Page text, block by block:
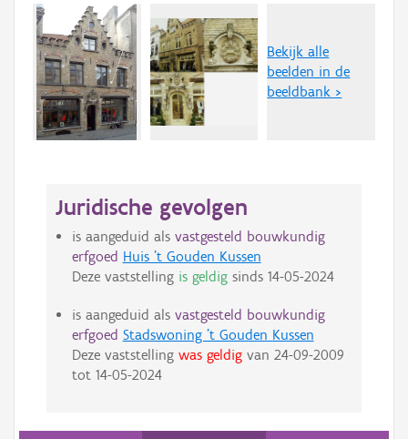
Bekijk alle
beelden in de
beeldbank >
Juridische gevolgen
is aangeduid als vastgesteld bouwkundig
erfgoed Huis 't Gouden Kussen
Deze vaststelling is geldigsinds 14-05-2024
is aangeduid als vastgesteld bouwkundig
erfgoed Stadswoning 't Gouden Kussen
Deze vaststelling was geldigvan 24-09-2009
tot 14-05-2024